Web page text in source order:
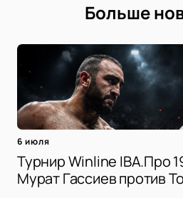
Больше
6 июля
Турнир Winline IBA.Про
Мурат Гассиев против